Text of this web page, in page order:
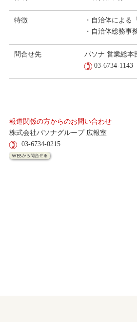
特徴
・自治体による
・自治体総務事
問合せ先
パソナ 営業総本
03-6734-1143
報道関係の方からのお問い合わせ
株式会社パソナグループ 広報室
03-6734-0215